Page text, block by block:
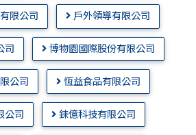
限公司 戶外領導有限公司
司 博物園國際股份有限公司
公司 恆益食品有限公司
公司 錸億科技有限公司